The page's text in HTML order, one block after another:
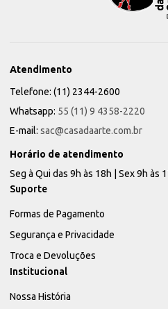
Atendimento
Telefone: (11) 2344-2600
Whatsapp: 55 (11) 9 4358-2220
E-mail: sac@casadaarte.com.br
Horário de atendimento
Seg à Qui das 9h às 18h | Sex 9h às
Suporte
Formas de Pagamento
Segurança e Privacidade
Troca e Devoluções
Institucional
Nossa História